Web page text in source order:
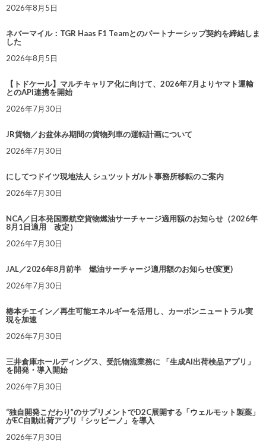
2026年8月5日
ネバーマイル：TGR Haas F1 Teamとのパートナーシップ契約を締結しま
した
2026年8月5日
【トドケール】マルチキャリア化に向けて、2026年7月よりヤマト運輸
とのAPI連携を開始
2026年7月30日
JR貨物／お盆休み期間の貨物列車の運転計画について
2026年7月30日
にしてつドイツ現地法人 シュツットガルト事務所移転のご案内
2026年7月30日
NCA／日本発国際航空貨物燃油サーチャージ適用額のお知らせ（2026年
8月1日適用 改定）
2026年7月30日
JAL／2026年8月前半 燃油サーチャージ適用額のお知らせ(変更)
2026年7月30日
椿本チエイン／再生可能エネルギーを活用し、カーボンニュートラル実
現を加速
2026年7月30日
三井倉庫ホールディングス、受託物流業務に 「生成AI出荷検品アプリ」
を開発・導入開始
2026年7月30日
“独自開発こだわり”のサプリメントでD2C展開する「ウェルモット製薬」
がEC自動出荷アプリ「シッピーノ」を導入
2026年7月30日